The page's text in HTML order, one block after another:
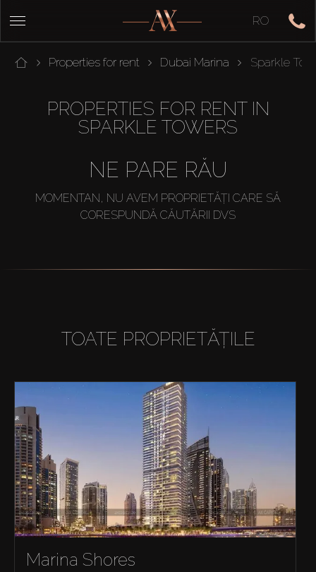
RO
Properties for rent Dubai Marina Sparkle
PROPERTIES FOR RENT IN
SPARKLE TOWERS
NE PARE RĂU
MOMENTAN, NU AVEM PROPRIETĂȚI CARE SĂ
CORESPUNDĂ CĂUTĂRII DVS
TOATE PROPRIETĂȚILE
Marina Shores